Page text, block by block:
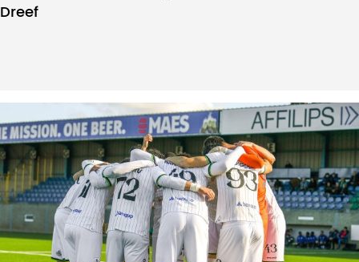
Dreef